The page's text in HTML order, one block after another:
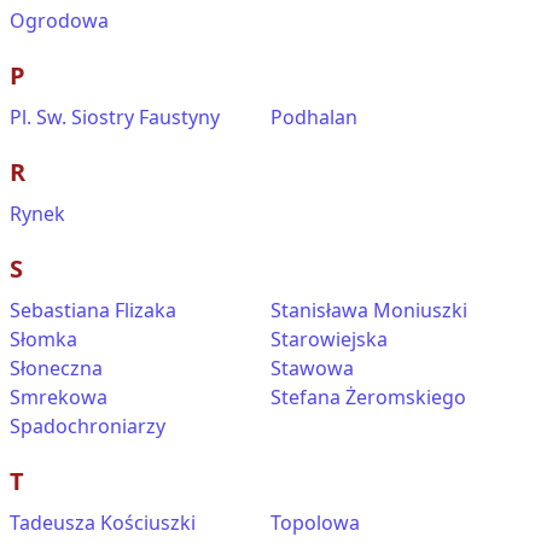
Ogrodowa
P
Pl. Sw. Siostry Faustyny Podhalan
R
Rynek
S
Sebastiana Flizaka
Słomka
Słoneczna
Smrekowa
Spadochroniarzy
Stanisława Moniuszki
Starowiejska
Stawowa
Stefana Żeromskiego
T
Tadeusza Kościuszki Topolowa